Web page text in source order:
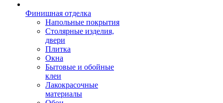
Финишная отделка
Напольные покрытия
Столярные изделия,
двери
Плитка
Окна
Бытовые и обойные
клеи
Лакокрасочные
материалы